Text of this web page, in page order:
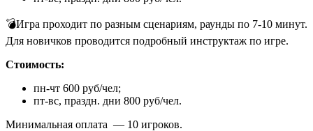
💣Игра проходит по разным сценариям, раунды по 7-10 минут.
Для новичков проводится подробный инструктаж по игре.
Стоимость:
пн-чт 600 руб/чел;
пт-вс, праздн. дни 800 руб/чел.
Минимальная оплата — 10 игроков.